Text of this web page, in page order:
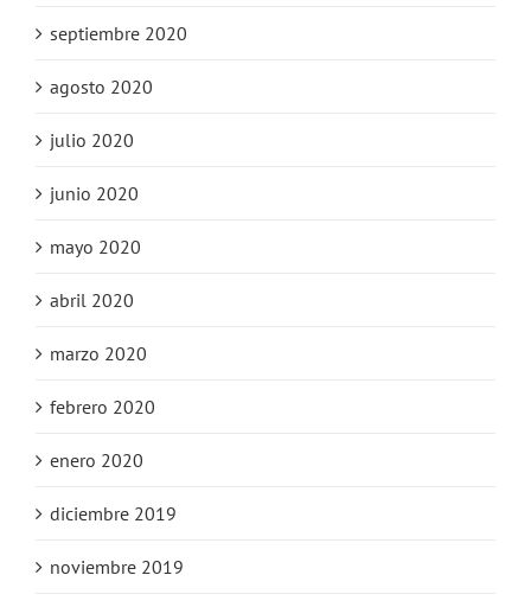
septiembre 2020
agosto 2020
julio 2020
junio 2020
mayo 2020
abril 2020
marzo 2020
febrero 2020
enero 2020
diciembre 2019
noviembre 2019